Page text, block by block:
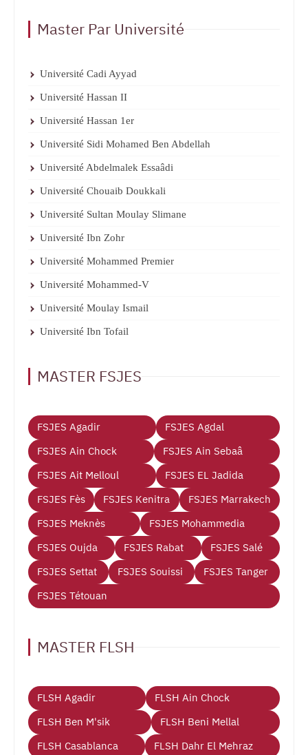
Master Par Université
Université Cadi Ayyad
Université Hassan II
Université Hassan 1er
Université Sidi Mohamed Ben Abdellah
Université Abdelmalek Essaâdi
Université Chouaib Doukkali
Université Sultan Moulay Slimane
Université Ibn Zohr
Université Mohammed Premier
Université Mohammed-V
Université Moulay Ismail
Université Ibn Tofail
MASTER FSJES
FSJES Agadir
FSJES Agdal
FSJES Ain Chock
FSJES Ain Sebaâ
FSJES Ait Melloul
FSJES EL Jadida
FSJES Fès
FSJES Kenitra
FSJES Marrakech
FSJES Meknès
FSJES Mohammedia
FSJES Oujda
FSJES Rabat
FSJES Salé
FSJES Settat
FSJES Souissi
FSJES Tanger
FSJES Tétouan
MASTER FLSH
FLSH Agadir
FLSH Ain Chock
FLSH Ben M'sik
FLSH Beni Mellal
FLSH Casablanca
FLSH Dahr El Mehraz